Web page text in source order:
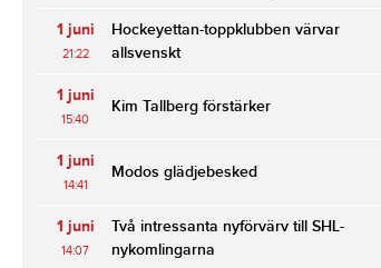
1 juni
21:22
Hockeyettan-toppklubben värvar
allsvenskt
1 juni
15:40
Kim Tallberg förstärker
1 juni
14:41
Modos glädjebesked
1 juni
14:07
Två intressanta nyförvärv till SHL-
nykomlingarna